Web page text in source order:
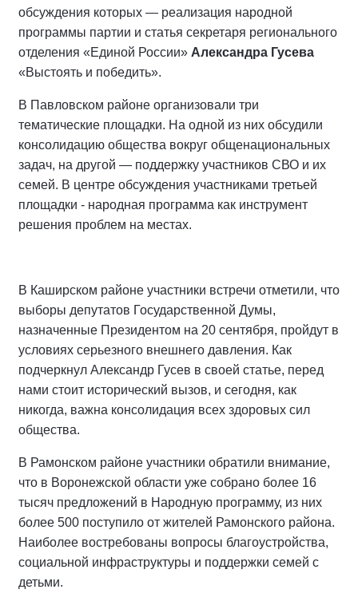
обсуждения которых — реализация народной
программы партии и статья секретаря регионального
отделения «Единой России» Александра Гусева
«Выстоять и победить».
В Павловском районе организовали три
тематические площадки. На одной из них обсудили
консолидацию общества вокруг общенациональных
задач, на другой — поддержку участников СВО и их
семей. В центре обсуждения участниками третьей
площадки - народная программа как инструмент
решения проблем на местах.
В Каширском районе участники встречи отметили, что
выборы депутатов Государственной Думы,
назначенные Президентом на 20 сентября, пройдут в
условиях серьезного внешнего давления. Как
подчеркнул Александр Гусев в своей статье, перед
нами стоит исторический вызов, и сегодня, как
никогда, важна консолидация всех здоровых сил
общества.
В Рамонском районе участники обратили внимание,
что в Воронежской области уже собрано более 16
тысяч предложений в Народную программу, из них
более 500 поступило от жителей Рамонского района.
Наиболее востребованы вопросы благоустройства,
социальной инфраструктуры и поддержки семей с
детьми.